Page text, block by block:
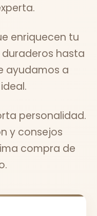
enriquecen tu
hasta
ayudamos a
personalidad.
y consejos
compra de